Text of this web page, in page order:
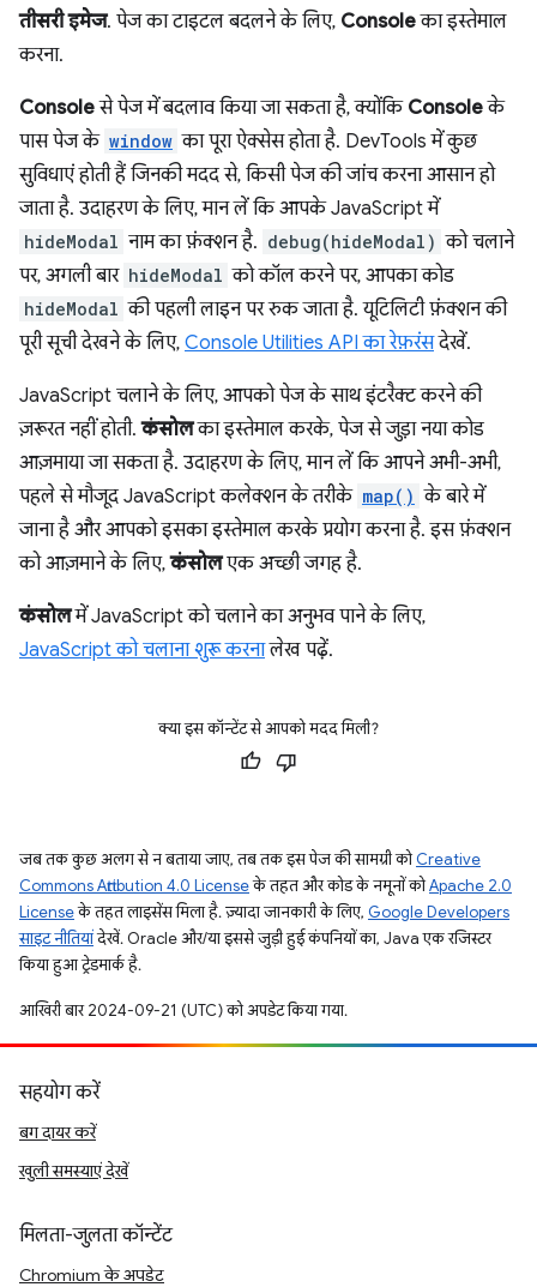
तीसरी इमेज. पेज का टाइटल बदलने के लिए, Consoleका इस्तेमाल
करना.
Consoleसे पेज में बदलाव किया जा सकता है, क्योंकि Consoleके
पास पेज के window का पूरा ऐक्सेस होता है. DevTools में कुछ
सुविधाएं होती हैं जिनकी मदद से, किसी पेज की जांच करना आसान हो
जाता है. उदाहरण के लिए, मान लें कि आपके JavaScript में
hideModal नाम का फ़ंक्शन है. debug(hideModal) को चलाने
पर, अगली बार hideModal को कॉल करने पर, आपका कोड
hideModal की पहली लाइन पर रुक जाता है. यूटिलिटी फ़ंक्शन की
पूरी सूची देखने के लिए, Console Utilities API का रेफ़रंसदेखें.
JavaScript चलाने के लिए, आपको पेज के साथ इंटरैक्ट करने की
ज़रूरत नहीं होती.कंसोलका इस्तेमाल करके, पेज से जुड़ा नया कोड
आज़माया जा सकता है. उदाहरण के लिए, मान लें कि आपने अभी-अभी,
पहले से मौजूद JavaScript कलेक्शन के तरीके map() के बारे में
जाना है और आपको इसका इस्तेमाल करके प्रयोग करना है. इस फ़ंक्शन
को आज़माने के लिए,कंसोलएक अच्छी जगह है.
कंसोलमें JavaScript को चलाने का अनुभव पाने के लिए,
JavaScript को चलाना शुरू करनालेख पढ़ें.
क्या इस कॉन्टेंट से आपको मदद मिली?
जब तक कुछ अलग से न बताया जाए, तब तक इस पेज की सामग्री कोCreative
Commons Attribution 4.0 Licenseके तहत और कोड के नमूनों कोApache 2.0
Licenseके तहत लाइसेंस मिला है. ज़्यादा जानकारी के लिए, Google Developers
साइट नीतियांदेखें. Oracle और/या इससे जुड़ी हुई कंपनियों का, Java एक रजिस्टर
किया हुआ ट्रेडमार्क है.
आखिरी बार 2024-09-21 (UTC) को अपडेट किया गया.
सहयोग करें
बग दायर करें
खुली समस्याएं देखें
मिलता-जुलता कॉन्टेंट
Chromium के अपडेट